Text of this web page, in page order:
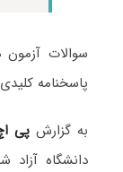
پاسخنامه
به گزارشپی
دانشگاه آزاد ششم